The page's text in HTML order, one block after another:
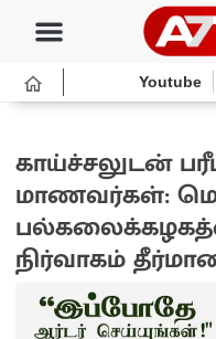
Youtube
காய்ச்சலுடன்
மாணவர்கள்:
நிர்வாகம்
1 month ago